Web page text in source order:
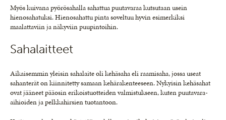
Myös kuivana pyörösahalla sahattua puutavaraa kutsutaan usein
hienosahatuksi. Hienosahattu pinta soveltuu hyvin esimerkiksi
maalattaviin ja näkyviin puupintoihin.
Sahalaitteet
Aikaisemmin yleisin sahalaite oli kehäsaha eli raamisaha, jossa useat
sahanterät on kiinnitetty samaan kehärakenteeseen. Nykyisin kehäsahat
ovat jääneet pääosin erikoistuotteiden valmistukseen, kuten puutavara-
aihioiden ja pelkkahirsien tuotantoon.